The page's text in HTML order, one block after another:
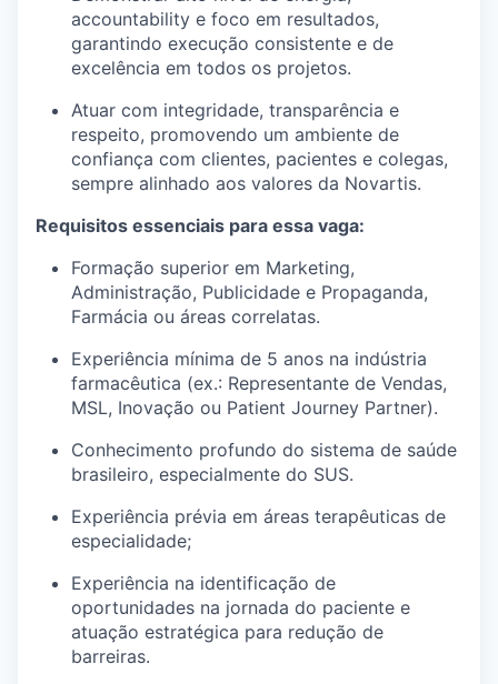
accountability e foco em resultados,
garantindo execução consistente e de
excelência em todos os projetos.
Atuar com integridade, transparência e
respeito, promovendo um ambiente de
confiança com clientes, pacientes e colegas,
sempre alinhado aos valores da Novartis.
Requisitos essenciais para essa vaga:
Formação superior em Marketing,
Administração, Publicidade e Propaganda,
Farmácia ou áreas correlatas.
Experiência mínima de 5 anos na indústria
farmacêutica (ex.: Representante de Vendas,
MSL, Inovação ou Patient Journey Partner).
Conhecimento profundo do sistema de saúde
brasileiro, especialmente do SUS.
Experiência prévia em áreas terapêuticas de
especialidade;
Experiência na identificação de
oportunidades na jornada do paciente e
atuação estratégica para redução de
barreiras.